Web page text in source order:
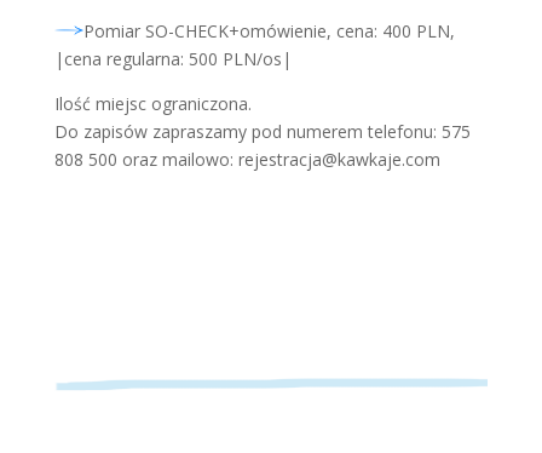
Pomiar SO-CHECK+omówienie, cena: 400 PLN,
|cena regularna: 500 PLN/os|
Ilość miejsc ograniczona.
Do zapisów zapraszamy pod numerem telefonu: 575
808 500 oraz mailowo: rejestracja@kawkaje.com